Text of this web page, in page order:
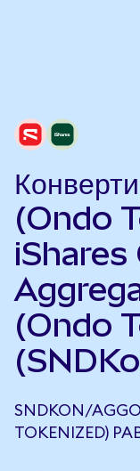
(Ondo
iShares
(Ondo
SNDKON/
TOKENIZED)